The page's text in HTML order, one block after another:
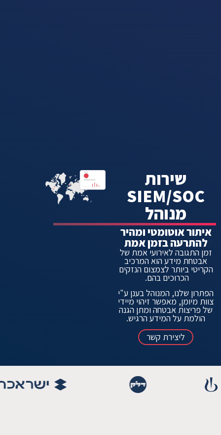
שירות
SIEM/SOC
מנוהל
איתור אוטומטי ומהיר
להתרעה בזמן אמת
זמן התגובה לאירועי אמת של
אבטחת מידע הוא המרכיב
הקריטי ביותר לצמצום הנזקים
הכרוכים בהם.
הפתרון שלנו, המנוהל בענן ע"י
צוות מיומן, מאפשר זיהוי מיידי
של פריצות אבטחה ומתן הגנה
הולמת על המידע הרגיש.
ליצירת קשר